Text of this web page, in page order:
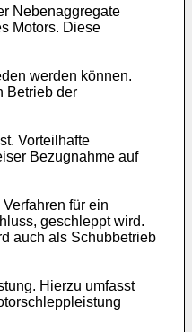
Nebenaggregate
Motors. Diese
werden können.
Betrieb der
Vorteilhafte
Bezugnahme auf
für ein
geschleppt wird.
auch als Schubbetrieb
Hierzu umfasst